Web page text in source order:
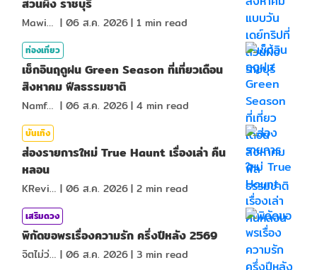
สวนผึ้ง ราชบุรี
MawinMatravel | 06 ส.ค. 2026| 1 min read
ท่องเที่ยว
เช็กอินฤดูฝน Green Season ที่เที่ยวเดือน
สิงหาคม ฟีลธรรมชาติ
NamfahPhupha | 06 ส.ค. 2026| 4 min read
บันเทิง
ส่องรายการใหม่ True Haunt เรื่องเล่า คืน
หลอน
KReview | 06 ส.ค. 2026| 2 min read
เสริมดวง
พิกัดขอพรเรื่องความรัก ครึ่งปีหลัง 2569
จิตไม่ว่าง | 06 ส.ค. 2026| 3 min read